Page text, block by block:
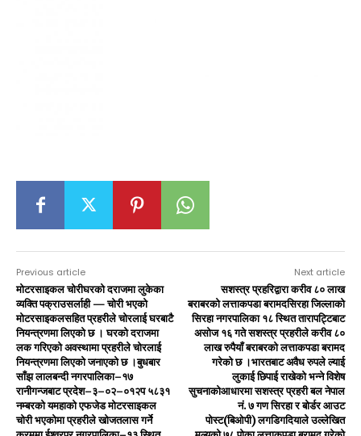
Previous article
मोटरसाइकल चोरीघरको दराजमा लुकेका
व्यक्ति पक्राउसर्लाही — चोरी भएको
मोटरसाइकलसहित प्रहरीले चोरलाई घरबाटै
नियन्त्रणमा लिएको छ । घरको दराजमा
लक गरिएको अवस्थामा प्रहरीले चोरलाई
नियन्त्रणमा लिएको जनाएको छ ।बुधबार
साँझ लालबन्दी नगरपालिका–१७
रानीगन्जबाट प्रदेश–३–०२–०१२प ५८३१
नम्बरको यमहाको एफजेड मोटरसाइकल
चोरी भएकोमा प्रहरीले खोजतलास गर्ने
Next article
सशस्त्र प्रहरिद्वारा करीव ८० लाख
बराबरको लत्ताकपडा बरामदसिरहा जिल्लाको
सिरहा नगरपालिका १८ स्थित तारापट्टिबाट
असोज १६ गते सशस्त्र प्रहरीले करीव ८०
लाख रुपैयाँ बराबरको लत्ताकपडा बरामद
गरेको छ ।भारतबाट अवैध रुपले ल्याई
लुकाई छिपाई राखेको भन्ने विशेष
सुचनाकोआधारमा सशस्त्र प्रहरी बल नेपाल
नं. ७ गण सिरहा र बोर्डर आउट
पोस्ट(बिओपी) लगडिगदियाले उल्लेखित